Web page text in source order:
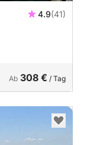
4.9(41)
Ab 308 € / Tag